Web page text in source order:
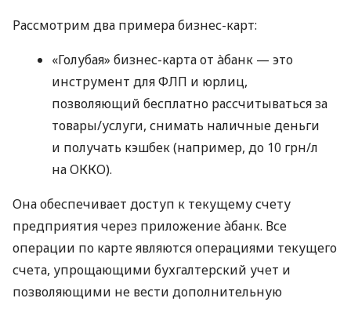
Рассмотрим два примера бизнес-карт:
«Голубая» бизнес-карта от àбанк — это
инструмент для ФЛП и юрлиц,
позволяющий бесплатно рассчитываться за
товары/услуги, снимать наличные деньги
и получать кэшбек (например, до 10 грн/л
на ОККО).
Она обеспечивает доступ к текущему счету
предприятия через приложение àбанк. Все
операции по карте являются операциями текущего
счета, упрощающими бухгалтерский учет и
позволяющими не вести дополнительную